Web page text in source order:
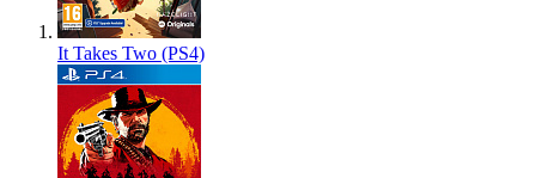
It Takes Two (PS4)